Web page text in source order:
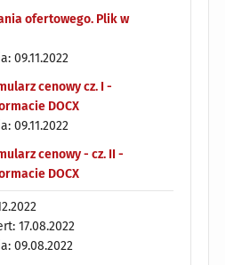
ofertowego. Plik w
09.11.2022
cenowy cz. I -
DOCX
09.11.2022
cenowy - cz. II -
DOCX
17.08.2022
09.08.2022